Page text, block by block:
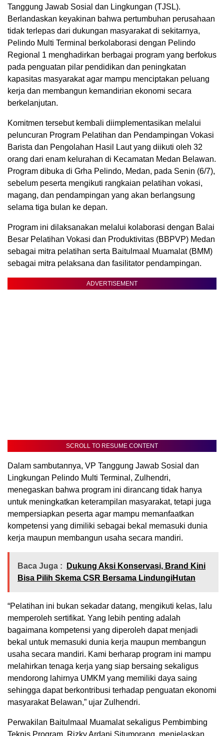
Tanggung Jawab Sosial dan Lingkungan (TJSL).
Berlandaskan keyakinan bahwa pertumbuhan perusahaan
tidak terlepas dari dukungan masyarakat di sekitarnya,
Pelindo Multi Terminal berkolaborasi dengan Pelindo
Regional 1 menghadirkan berbagai program yang berfokus
pada penguatan pilar pendidikan dan peningkatan
kapasitas masyarakat agar mampu menciptakan peluang
kerja dan membangun kemandirian ekonomi secara
berkelanjutan.
Komitmen tersebut kembali diimplementasikan melalui
peluncuran Program Pelatihan dan Pendampingan Vokasi
Barista dan Pengolahan Hasil Laut yang diikuti oleh 32
orang dari enam kelurahan di Kecamatan Medan Belawan.
Program dibuka di Grha Pelindo, Medan, pada Senin (6/7),
sebelum peserta mengikuti rangkaian pelatihan vokasi,
magang, dan pendampingan yang akan berlangsung
selama tiga bulan ke depan.
Program ini dilaksanakan melalui kolaborasi dengan Balai
Besar Pelatihan Vokasi dan Produktivitas (BBPVP) Medan
sebagai mitra pelatihan serta Baitulmaal Muamalat (BMM)
sebagai mitra pelaksana dan fasilitator pendampingan.
ADVERTISEMENT
SCROLL TO RESUME CONTENT
Dalam sambutannya, VP Tanggung Jawab Sosial dan
Lingkungan Pelindo Multi Terminal, Zulhendri,
menegaskan bahwa program ini dirancang tidak hanya
untuk meningkatkan keterampilan masyarakat, tetapi juga
mempersiapkan peserta agar mampu memanfaatkan
kompetensi yang dimiliki sebagai bekal memasuki dunia
kerja maupun membangun usaha secara mandiri.
Baca Juga :
Dukung Aksi Konservasi, Brand Kini
Bisa Pilih Skema CSR Bersama LindungiHutan
“Pelatihan ini bukan sekadar datang, mengikuti kelas, lalu
memperoleh sertifikat. Yang lebih penting adalah
bagaimana kompetensi yang diperoleh dapat menjadi
bekal untuk memasuki dunia kerja maupun membangun
usaha secara mandiri. Kami berharap program ini mampu
melahirkan tenaga kerja yang siap bersaing sekaligus
mendorong lahirnya UMKM yang memiliki daya saing
sehingga dapat berkontribusi terhadap penguatan ekonomi
masyarakat Belawan,” ujar Zulhendri.
Perwakilan Baitulmaal Muamalat sekaligus Pembimbing